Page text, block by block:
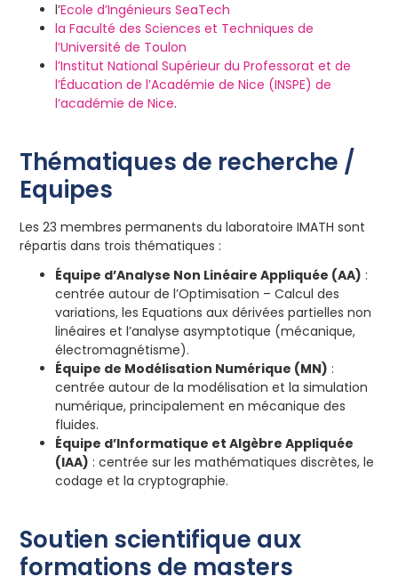
l’Ecole d’Ingénieurs SeaTech
la Faculté des Sciences et Techniques de
l’Université de Toulon
l’Institut National Supérieur du Professorat et de
l’Éducation de l’Académie de Nice (INSPE) de
l’académie de Nice.
Thématiques de recherche /
Equipes
Les 23 membres permanents du laboratoire IMATH sont
répartis dans trois thématiques :
Équipe d’Analyse Non Linéaire Appliquée (AA) :
centrée autour de l’Optimisation – Calcul des
variations, les Equations aux dérivées partielles non
linéaires et l’analyse asymptotique (mécanique,
électromagnétisme).
Équipe de Modélisation Numérique (MN) :
centrée autour de la modélisation et la simulation
numérique, principalement en mécanique des
fluides.
Équipe d’Informatique et Algèbre Appliquée
(IAA) : centrée sur les mathématiques discrètes, le
codage et la cryptographie.
Soutien scientifique aux
formations de masters